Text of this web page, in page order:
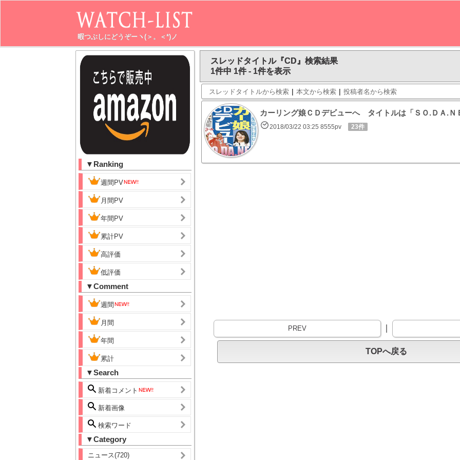
暇つぶしにどうぞーヽ(＞。＜*)ノ
▼Ranking
週間PV
月間PV
年間PV
累計PV
高評価
低評価
▼Comment
週間
月間
年間
累計
▼Search
新着コメント
新着画像
検索ワード
▼Category
ニュース(720)
スレッドタイトル『CD』検索結果
1件中 1件 - 1件を表示
スレッドタイトルから検索 | 本文から検索 | 投稿者名から検索
カーリング娘ＣＤデビューへ タイトルは「ＳＯ.ＤＡ.Ｎ
2018/03/22 03:25 8555pv 23件
PREV
TOPへ戻る